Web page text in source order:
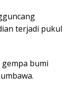
terjadi pukul
bumi